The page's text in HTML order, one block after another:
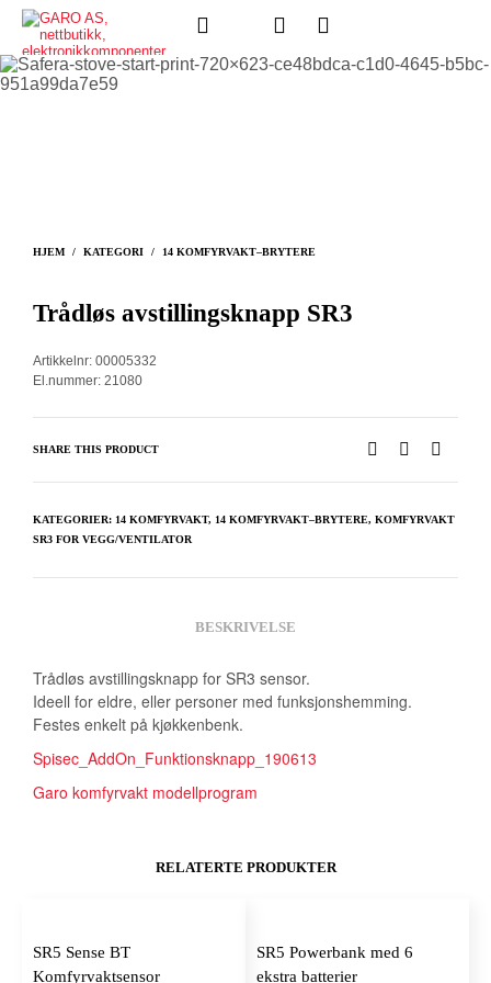
HJEM / KATEGORI / 14 KOMFYRVAKT–BRYTERE
Trådløs avstillingsknapp SR3
Artikkelnr: 00005332
El.nummer: 21080
SHARE THIS PRODUCT
KATEGORIER: 14 KOMFYRVAKT, 14 KOMFYRVAKT–BRYTERE, KOMFYRVAKT
SR3 FOR VEGG/VENTILATOR
BESKRIVELSE
Trådløs avstillingsknapp for SR3 sensor.
Ideell for eldre, eller personer med funksjonshemming.
Festes enkelt på kjøkkenbenk.
Spisec_AddOn_Funktionsknapp_190613
Garo komfyrvakt modellprogram
RELATERTE PRODUKTER
SR5 Sense BT
Komfyrvaktsensor
SR5 Powerbank med 6
ekstra batterier